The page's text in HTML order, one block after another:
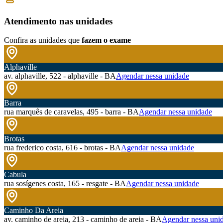
Atendimento nas unidades
Confira as unidades que fazem o exame
Alphaville
av. alphaville, 522 - alphaville - BAAgendar nessa unidade
Barra
rua marquês de caravelas, 495 - barra - BAAgendar nessa unidade
Brotas
rua frederico costa, 616 - brotas - BAAgendar nessa unidade
Cabula
rua sosígenes costa, 165 - resgate - BAAgendar nessa unidade
Caminho Da Areia
av. caminho de areia, 213 - caminho de areia - BAAgendar nessa